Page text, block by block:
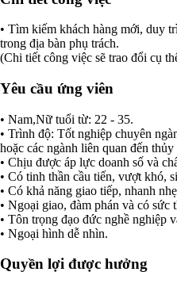
• Tìm kiếm khách hàng mới, duy
trong địa bàn phụ trách.
(Chi tiết công việc sẽ trao đổi cụ
Yêu cầu ứng viên
• Nam,Nữ tuổi từ: 22 - 35.
• Trình độ: Tốt nghiệp chuyên
hoặc các ngành liên quan đến thủy
• Chịu được áp lực doanh số và
• Có tinh thần cầu tiến, vượt khó,
• Có khả năng giao tiếp, nhanh
• Ngoại giao, đàm phán và có sức
• Tôn trọng đạo đức nghề nghiệp
• Ngoại hình dễ nhìn.
Quyền lợi được hưởng